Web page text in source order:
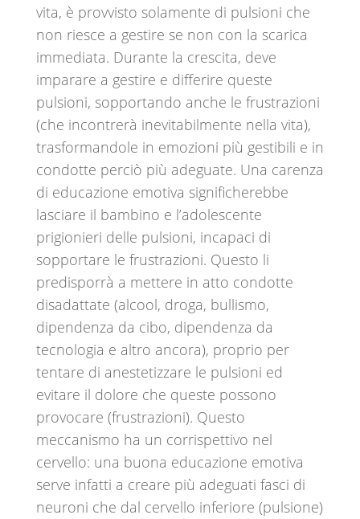
vita, è provvisto solamente di pulsioni che
non riesce a gestire se non con la scarica
immediata. Durante la crescita, deve
imparare a gestire e differire queste
pulsioni, sopportando anche le frustrazioni
(che incontrerà inevitabilmente nella vita),
trasformandole in emozioni più gestibili e in
condotte perciò più adeguate. Una carenza
di educazione emotiva significherebbe
lasciare il bambino e l’adolescente
prigionieri delle pulsioni, incapaci di
sopportare le frustrazioni. Questo li
predisporrà a mettere in atto condotte
disadattate (alcool, droga, bullismo,
dipendenza da cibo, dipendenza da
tecnologia e altro ancora), proprio per
tentare di anestetizzare le pulsioni ed
evitare il dolore che queste possono
provocare (frustrazioni). Questo
meccanismo ha un corrispettivo nel
cervello: una buona educazione emotiva
serve infatti a creare più adeguati fasci di
neuroni che dal cervello inferiore (pulsione)